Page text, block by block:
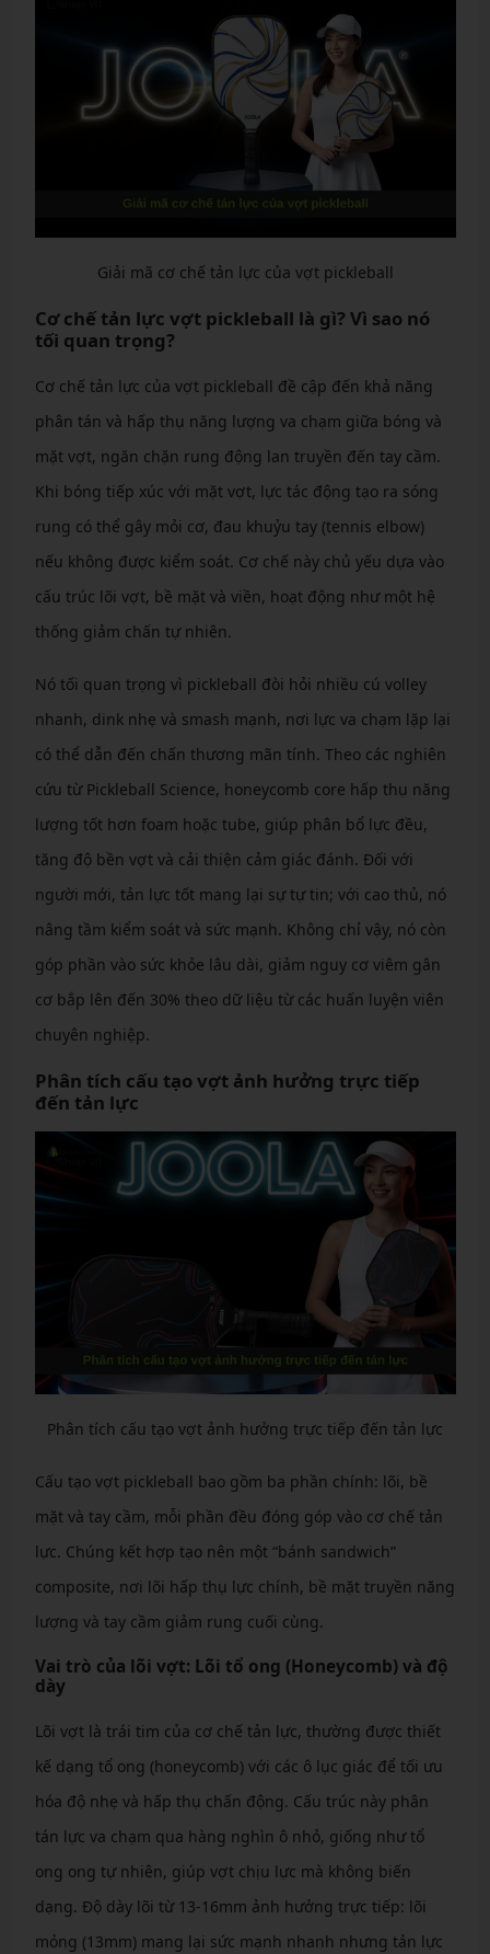
Giải mã cơ chế tản lực của vợt pickleball
Cơ chế tản lực vợt pickleball là gì? Vì sao nó
tối quan trọng?
Cơ chế tản lực của vợt pickleball đề cập đến khả năng
phân tán và hấp thụ năng lượng va chạm giữa bóng và
mặt vợt, ngăn chặn rung động lan truyền đến tay cầm.
Khi bóng tiếp xúc với mặt vợt, lực tác động tạo ra sóng
rung có thể gây mỏi cơ, đau khuỷu tay (tennis elbow)
nếu không được kiểm soát. Cơ chế này chủ yếu dựa vào
cấu trúc lõi vợt, bề mặt và viền, hoạt động như một hệ
thống giảm chấn tự nhiên.
Nó tối quan trọng vì pickleball đòi hỏi nhiều cú volley
nhanh, dink nhẹ và smash mạnh, nơi lực va chạm lặp lại
có thể dẫn đến chấn thương mãn tính. Theo các nghiên
cứu từ Pickleball Science, honeycomb core hấp thụ năng
lượng tốt hơn foam hoặc tube, giúp phân bổ lực đều,
tăng độ bền vợt và cải thiện cảm giác đánh. Đối với
người mới, tản lực tốt mang lại sự tự tin; với cao thủ, nó
nâng tầm kiểm soát và sức mạnh. Không chỉ vậy, nó còn
góp phần vào sức khỏe lâu dài, giảm nguy cơ viêm gân
cơ bắp lên đến 30% theo dữ liệu từ các huấn luyện viên
chuyên nghiệp.
Phân tích cấu tạo vợt ảnh hưởng trực tiếp
đến tản lực
Phân tích cấu tạo vợt ảnh hưởng trực tiếp đến tản lực
Cấu tạo vợt pickleball bao gồm ba phần chính: lõi, bề
mặt và tay cầm, mỗi phần đều đóng góp vào cơ chế tản
lực. Chúng kết hợp tạo nên một “bánh sandwich”
composite, nơi lõi hấp thụ lực chính, bề mặt truyền năng
lượng và tay cầm giảm rung cuối cùng.
Vai trò của lõi vợt: Lõi tổ ong (Honeycomb) và độ
dày
Lõi vợt là trái tim của cơ chế tản lực, thường được thiết
kế dạng tổ ong (honeycomb) với các ô lục giác để tối ưu
hóa độ nhẹ và hấp thụ chấn động. Cấu trúc này phân
tán lực va chạm qua hàng nghìn ô nhỏ, giống như tổ
ong ong tự nhiên, giúp vợt chịu lực mà không biến
dạng. Độ dày lõi từ 13-16mm ảnh hưởng trực tiếp: lõi
mỏng (13mm) mang lại sức mạnh nhanh nhưng tản lực